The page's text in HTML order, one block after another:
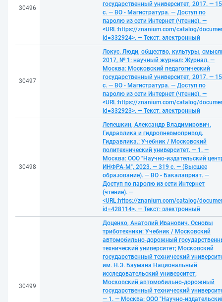
30496
государственный университет, 2017. —
с. — ВО - Магистратура. — Доступ по
паролю из сети Интернет (чтение). —
<URL:https://znanium.com/catalog/
id=332924>. — Текст: электронный
30497
Локус. Люди, общество, культуры,
2017, № 1: научный журнал: Журнал. —
Москва: Московский педагогический
государственный университет, 2017. —
с. — ВО - Магистратура. — Доступ по
паролю из сети Интернет (чтение). —
<URL:https://znanium.com/catalog/
id=332923>. — Текст: электронный
30498
Лепешкин, Александр Владимирович.
Гидравлика и гидропневмопривод.
Гидравлика.: Учебник / Московский
политехнический университет. — 1. —
Москва: ООО "Научно-издательский
ИНФРА-М", 2023. — 319 с. — (Высшее
образование). — ВО - Бакалавриат. —
Доступ по паролю из сети Интернет
(чтение). —
<URL:https://znanium.com/catalog/
id=428114>. — Текст: электронный
30499
Доценко, Анатолий Иванович. Основы
триботехники: Учебник / Московский
автомобильно-дорожный
технический университет; Московский
государственный технический
им. Н.Э. Баумана Национальный
исследовательский университет;
Московский автомобильно-дорожный
государственный технический
— 1. — Москва: ООО "Научно-